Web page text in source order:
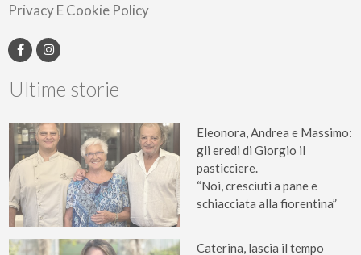
Privacy E Cookie Policy
Ultime storie
Eleonora, Andrea e Massimo:
gli eredi di Giorgio il
pasticciere.
“Noi, cresciuti a pane e
schiacciata alla fiorentina”
Caterina, lascia il tempo